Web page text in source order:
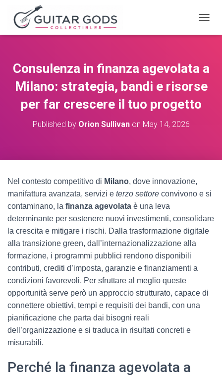
O
E
A
Consulenza in finanza agevolata a
Milano: strategia, bandi e risorse
per far crescere il tuo progetto
Published by Orion Sullivanon May 14, 2026
Nel contesto competitivo di Milano, dove innovazione,
manifattura avanzata, servizi e terzo settore convivono e si
contaminano, la finanza agevolata è una leva
determinante per sostenere nuovi investimenti, consolidare
la crescita e mitigare i rischi. Dalla trasformazione digitale
alla transizione green, dall’internazionalizzazione alla
formazione, i programmi pubblici rendono disponibili
contributi, crediti d’imposta, garanzie e finanziamenti a
condizioni favorevoli. Per sfruttare al meglio queste
opportunità serve però un approccio strutturato, capace di
connettere obiettivi, tempi e requisiti dei bandi, con una
pianificazione che parta dai bisogni reali
dell’organizzazione e si traduca in risultati concreti e
misurabili.
Perché la finanza agevolata a